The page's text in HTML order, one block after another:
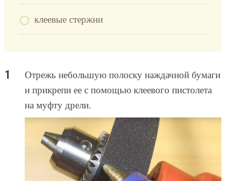
клеевые стержни
Отрежь небольшую полоску наждачной бумаги
и прикрепи ее с помощью клеевого пистолета
на муфту дрели.